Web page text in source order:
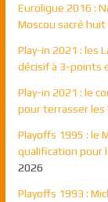
Euroligue 2016 :
Moscou sacré huit
Play-in 2021 : les
décisif à 3-points
Play-in 2021 : le
pour terrasser les
Playoffs 1995 : le
qualification pour
2026
Playoffs 1993 :